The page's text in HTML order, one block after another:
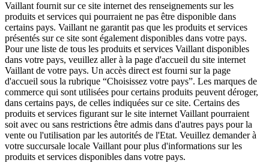
Vaillant fournit sur ce site internet des renseignements sur les
produits et services qui pourraient ne pas être disponible dans
certains pays. Vaillant ne garantit pas que les produits et services
présentés sur ce site sont également disponibles dans votre pays.
Pour une liste de tous les produits et services Vaillant disponibles
dans votre pays, veuillez aller à la page d'accueil du site internet
Vaillant de votre pays. Un accès direct est fourni sur la page
d'accueil sous la rubrique “Choisissez votre pays”. Les marques de
commerce qui sont utilisées pour certains produits peuvent déroger,
dans certains pays, de celles indiquées sur ce site. Certains des
produits et services figurant sur le site internet Vaillant pourraient
soit avec ou sans restrictions être admis dans d'autres pays pour la
vente ou l'utilisation par les autorités de l'Etat. Veuillez demander à
votre succursale locale Vaillant pour plus d'informations sur les
produits et services disponibles dans votre pays.